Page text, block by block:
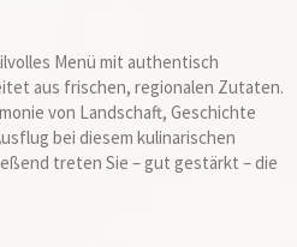
Menü mit authentisch
aus frischen, regionalen Zutaten.
von Landschaft, Geschichte
bei diesem kulinarischen
treten Sie – gut gestärkt – die